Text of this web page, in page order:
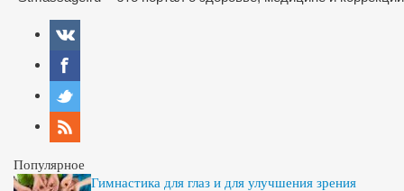
Популярное
Гимнастика для глаз и для улучшения зрения